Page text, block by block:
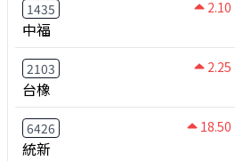
1435 2.10
中福
2103 2.25
台橡
6426 18.50
統新